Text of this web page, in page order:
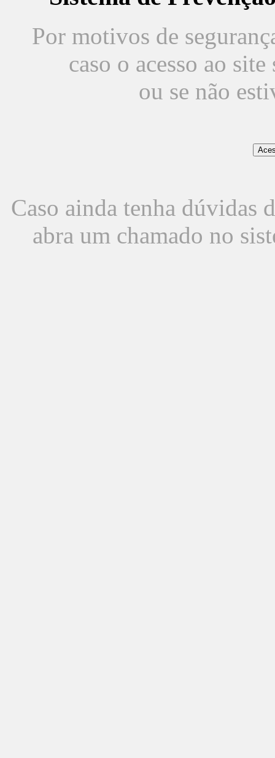
Por motivos de
caso o acesso ao
ou se não
Caso ainda tenha dúvidas
abra um chamado no